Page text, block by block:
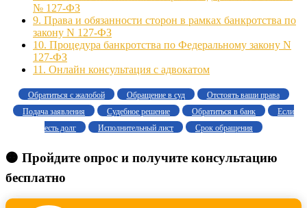
№ 127-ФЗ
9. Права и обязанности сторон в рамках банкротства по
закону N 127-ФЗ
10. Процедура банкротства по Федеральному закону N
127-ФЗ
11. Онлайн консультация с адвокатом
Обратиться с жалобой Обращение в суд
Отстоять ваши права
Подача заявления
Судебное решение Обратиться в банк
Если
есть долг
Исполнительный лист Срок обращения
🟠 Пройдите опрос и получите консультацию
бесплатно